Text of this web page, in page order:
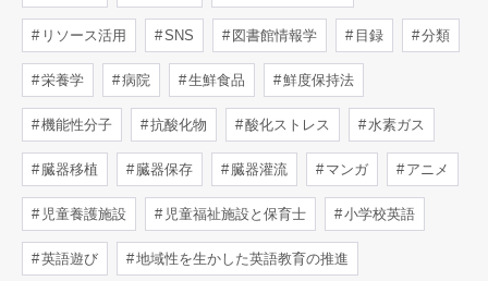
リソース活用 SNS 図書館情報学 目録 分類
栄養学 病院 生鮮食品 鮮度保持法
機能性分子 抗酸化物 酸化ストレス 水素ガス
臓器移植 臓器保存 臓器灌流 マンガ アニメ
児童養護施設 児童福祉施設と保育士 小学校英語
英語遊び 地域性を生かした英語教育の推進